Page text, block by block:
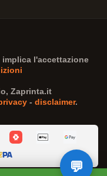
implica l'accettazione
Zaprinta.it
- disclaimer.